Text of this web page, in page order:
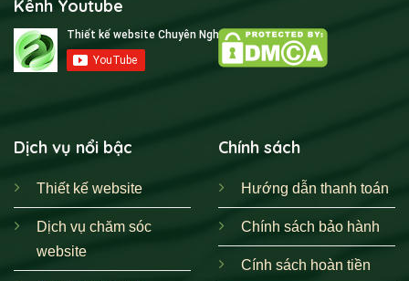
Kênh Youtube
Dịch vụ nổi bậc
Thiết kế website
Dịch vụ chăm sóc
website
Chính sách
Hướng dẫn thanh toán
Chính sách bảo hành
Cính sách hoàn tiền